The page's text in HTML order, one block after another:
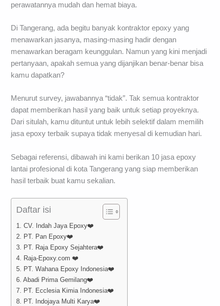
perawatannya mudah dan hemat biaya.
Di Tangerang, ada begitu banyak kontraktor epoxy yang
menawarkan jasanya, masing-masing hadir dengan
menawarkan beragam keunggulan. Namun yang kini menjadi
pertanyaan, apakah semua yang dijanjikan benar-benar bisa
kamu dapatkan?
Menurut survey, jawabannya “tidak”. Tak semua kontraktor
dapat memberikan hasil yang baik untuk setiap proyeknya.
Dari situlah, kamu dituntut untuk lebih selektif dalam memilih
jasa epoxy terbaik supaya tidak menyesal di kemudian hari.
Sebagai referensi, dibawah ini kami berikan 10 jasa epoxy
lantai profesional di kota Tangerang yang siap memberikan
hasil terbaik buat kamu sekalian.
Daftar isi
1. CV. Indah Jaya Epoxy❤️
2. PT. Pan Epoxy❤️
3. PT. Raja Epoxy Sejahtera❤️
4. Raja-Epoxy.com ❤️
5. PT. Wahana Epoxy Indonesia❤️
6. Abadi Prima Gemilang❤️
7. PT. Ecclesia Kimia Indonesia❤️
8. PT. Indojaya Multi Karya❤️